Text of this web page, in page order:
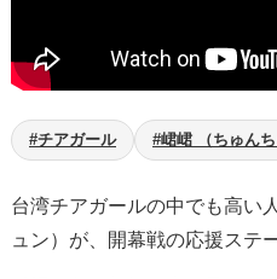
#チアガール #峮峮 （ちゅんち
台湾チアガールの中でも高い
ュン）が、開幕戦の応援ステ